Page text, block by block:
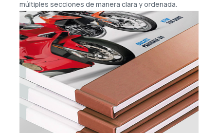
múltiples secciones de manera clara y ordenada.